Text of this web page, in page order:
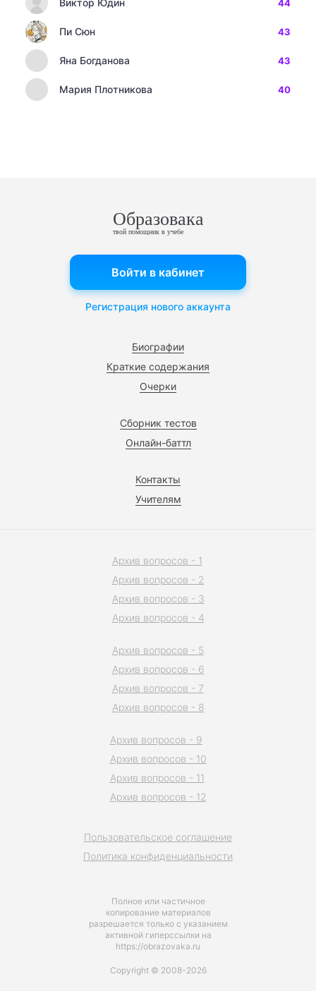
Виктор Юдин 44
Пи Сюн 43
Яна Богданова 43
Мария Плотникова 40
Образовака
твой помощник в учебе
Биографии
Краткие содержания
Очерки
Сборник тестов
Онлайн-баттл
Контакты
Учителям
Войти в кабинет
Регистрация нового аккаунта
Полное или частичное
копирование материалов
разрешается только с указанием
активной гиперссылки на
https://obrazovaka.ru
Пользовательское соглашение
Политика конфиденциальности
Архив вопросов - 1
Архив вопросов - 2
Архив вопросов - 3
Архив вопросов - 4
Архив вопросов - 5
Архив вопросов - 6
Архив вопросов - 7
Архив вопросов - 8
Архив вопросов - 9
Архив вопросов - 10
Архив вопросов - 11
Архив вопросов - 12
Copyright © 2008-2026